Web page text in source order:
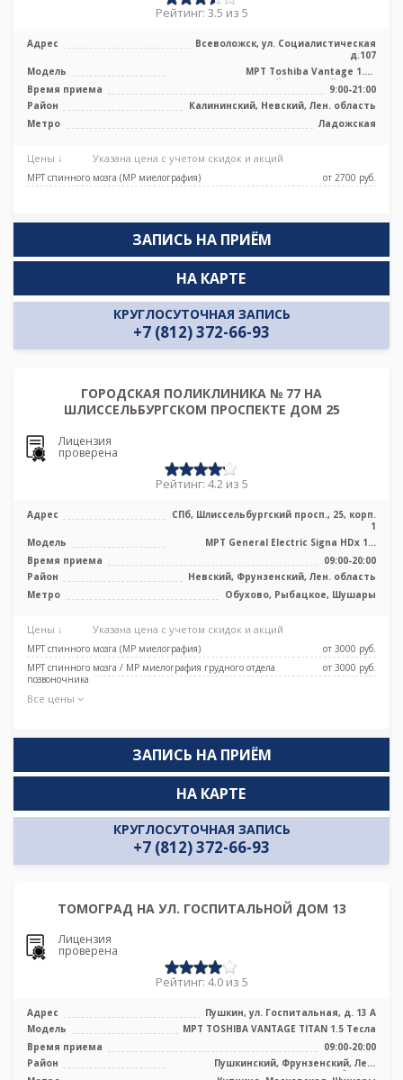
Рейтинг: 3.5 из 5
Адрес
Всеволожск, ул. Социалистическая
д.107
Модель
МРТ Toshiba Vantage 1.5T
высокопольный закрытый тип, КТ
Toshiba Alexio ...
Время приема
9:00-21:00
Район
Калининский, Невский, Лен. область
Метро
Ладожская
Цены ↓ Указана цена с учетом скидок и акций
МРТ спинного мозга (МР миелография) от 2700 pуб.
ЗАПИСЬ НА ПРИЁМ
КРУГЛОСУТОЧНАЯ ЗАПИСЬ
+7 (812) 372-66-93
НА КАРТЕ
ГОРОДСКАЯ ПОЛИКЛИНИКА № 77 НА
ШЛИССЕЛЬБУРГСКОМ ПРОСПЕКТЕ ДОМ 25
Лицензия
проверена
Рейтинг: 4.2 из 5
Адрес
СПб, Шлиссельбургский просп., 25, корп.
1
Модель
МРТ General Electric Signa HDх 1.5
Время приема
09:00-20:00
Район
Невский, Фрунзенский, Лен. область
Метро
Обухово, Рыбацкое, Шушары
Цены ↓ Указана цена с учетом скидок и акций
МРТ спинного мозга (МР миелография)
от 3000 pуб.
МРТ спинного мозга / МР миелография грудного отдела
позвоночника
от 3000 pуб.
Все цены
ЗАПИСЬ НА ПРИЁМ
КРУГЛОСУТОЧНАЯ ЗАПИСЬ
+7 (812) 372-66-93
НА КАРТЕ
ТОМОГРАД НА УЛ. ГОСПИТАЛЬНОЙ ДОМ 13
Лицензия
проверена
Рейтинг: 4.0 из 5
Адрес
Пушкин, ул. Госпитальная, д. 13 А
Модель
МРТ TOSHIBA VANTAGE TITAN 1.5 Тесла
Время приема
09:00-20:00
Район
Пушкинский, Фрунзенский, Лен.
область